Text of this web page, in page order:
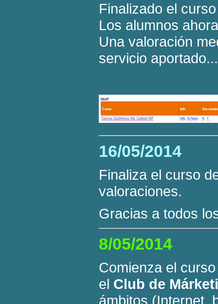
Finalizado el
Los alumnos
Una valoración
servicio
16/05/2014
Finaliza el curso
valoraciones.
Gracias a todos
8/05/2014
Comienza el
el Club de
ámbitos (Internet,